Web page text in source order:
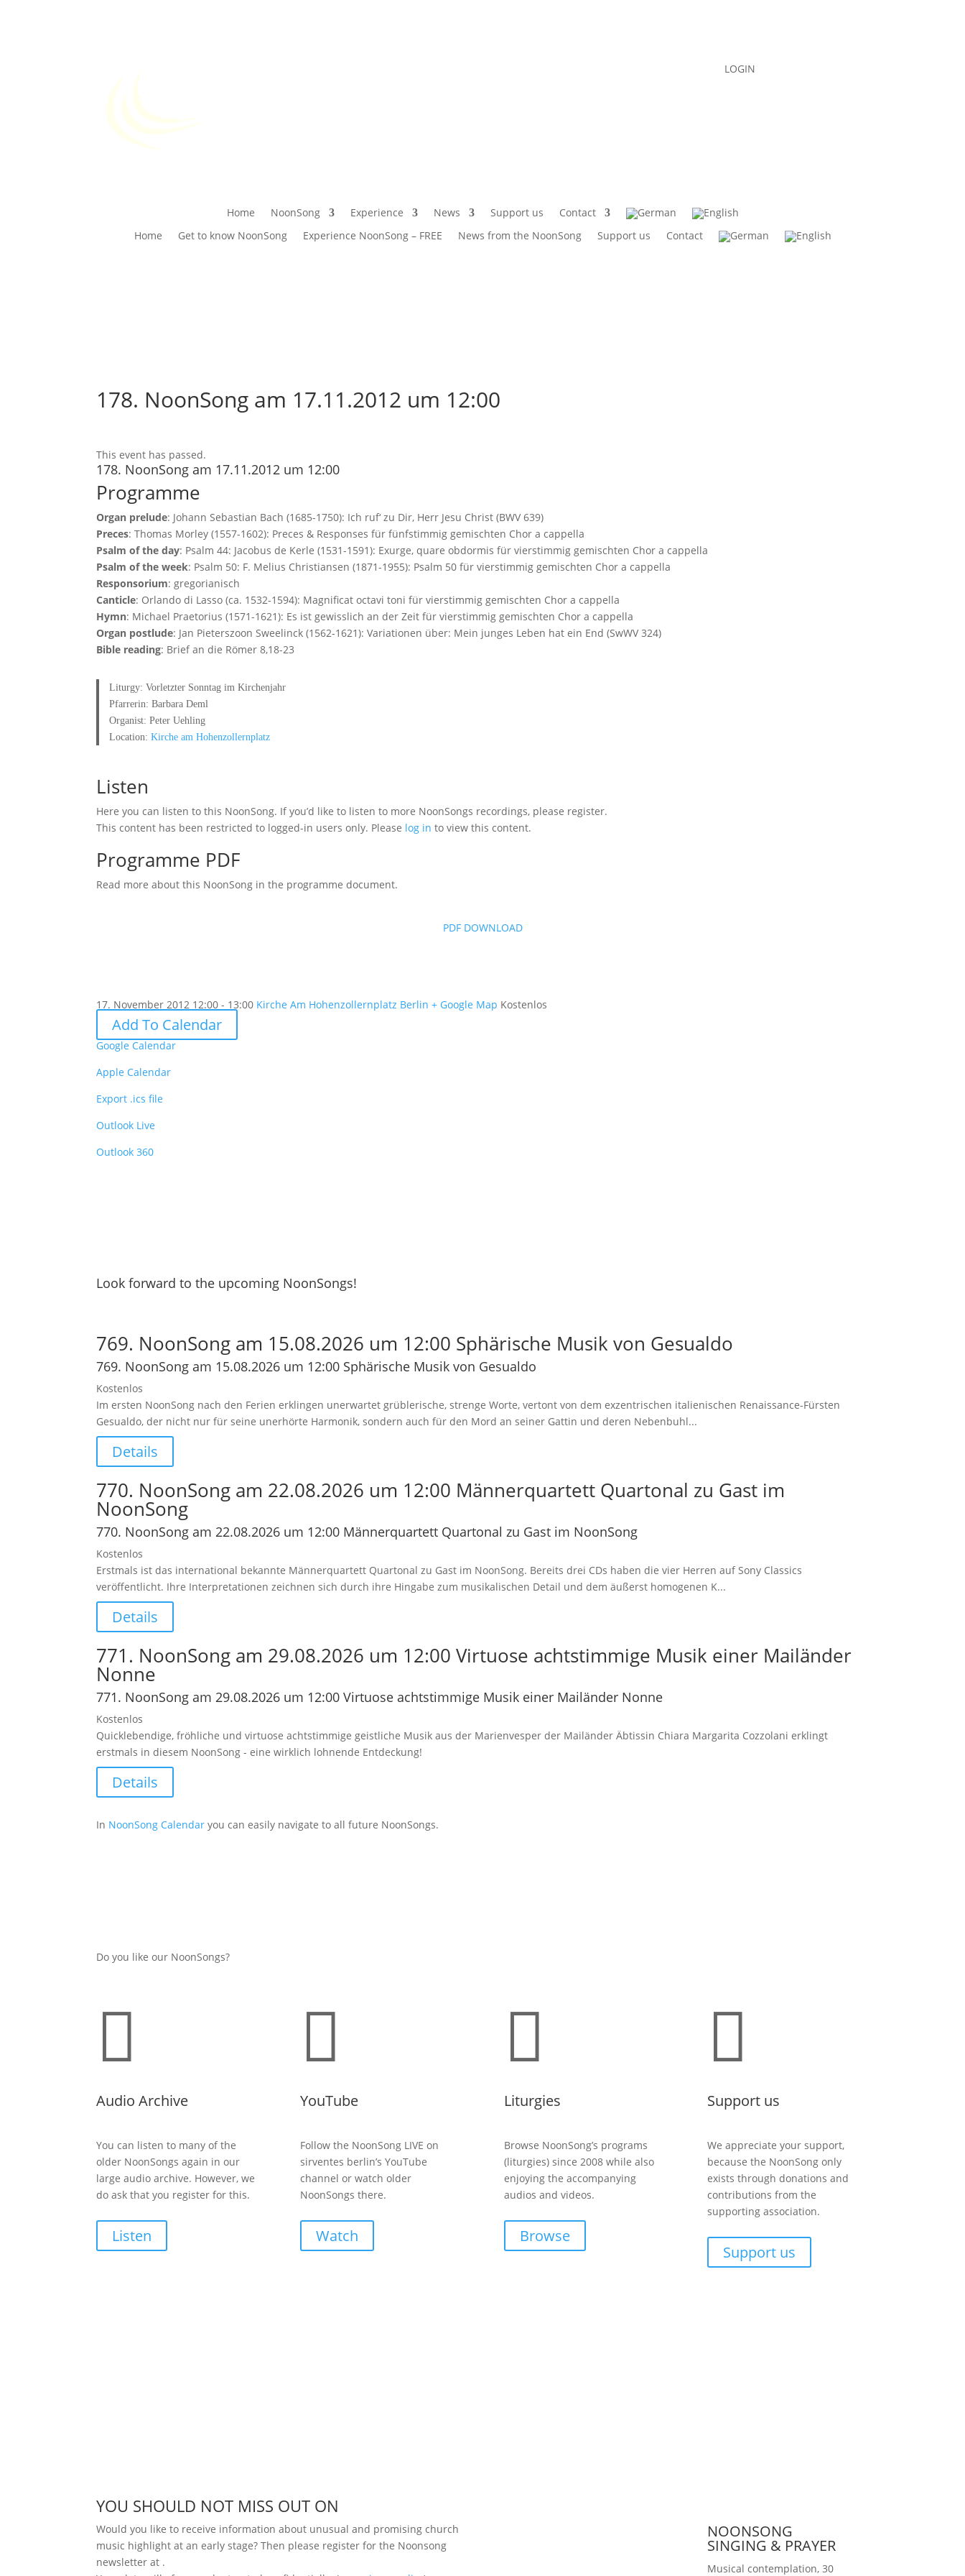
LOGIN
Home NoonSong Experience News Support us
Contact
Home
Get to know NoonSong Experience NoonSong – FREE News from the NoonSong Support us Contact
178. NoonSong am 17.11.2012 um 12:00
This event has passed.
178. NoonSong am 17.11.2012 um 12:00
Programme
Organ prelude: Johann Sebastian Bach (1685-1750): Ich ruf‘ zu Dir, Herr Jesu Christ (BWV 639)
Preces: Thomas Morley (1557-1602): Preces & Responses für fünfstimmig gemischten Chor a cappella
Psalm of the day: Psalm 44: Jacobus de Kerle (1531-1591): Exurge, quare obdormis für vierstimmig gemischten Chor a cappella
Psalm of the week: Psalm 50: F. Melius Christiansen (1871-1955): Psalm 50 für vierstimmig gemischten Chor a cappella
Responsorium: gregorianisch
Canticle: Orlando di Lasso (ca. 1532-1594): Magnificat octavi toni für vierstimmig gemischten Chor a cappella
Hymn: Michael Praetorius (1571-1621): Es ist gewisslich an der Zeit für vierstimmig gemischten Chor a cappella
Organ postlude: Jan Pieterszoon Sweelinck (1562-1621): Variationen über: Mein junges Leben hat ein End (SwWV 324)
Bible reading: Brief an die Römer 8,18-23
Liturgy: Vorletzter Sonntag im Kirchenjahr
Pfarrerin: Barbara Deml
Organist: Peter Uehling
Location: Kirche am Hohenzollernplatz
Listen
Here you can listen to this NoonSong. If you’d like to listen to more NoonSongs recordings, please register.
This content has been restricted to logged-in users only. Please log in to view this content.
Programme PDF
Read more about this NoonSong in the programme document.
PDF DOWNLOAD
17. November 2012 12:00 - 13:00 Kirche Am Hohenzollernplatz Berlin + Google Map Kostenlos
Add To Calendar
Google Calendar
Apple Calendar
Export .ics file
Outlook Live
Outlook 360
Look forward to the upcoming NoonSongs!
769. NoonSong am 15.08.2026 um 12:00 Sphärische Musik von Gesualdo
769. NoonSong am 15.08.2026 um 12:00 Sphärische Musik von Gesualdo
Kostenlos
Im ersten NoonSong nach den Ferien erklingen unerwartet grüblerische, strenge Worte, vertont von dem exzentrischen italienischen Renaissance-Fürsten
Gesualdo, der nicht nur für seine unerhörte Harmonik, sondern auch für den Mord an seiner Gattin und deren Nebenbuhl...
Details
770. NoonSong am 22.08.2026 um 12:00 Männerquartett Quartonal zu Gast im
NoonSong
770. NoonSong am 22.08.2026 um 12:00 Männerquartett Quartonal zu Gast im NoonSong
Kostenlos
Erstmals ist das international bekannte Männerquartett Quartonal zu Gast im NoonSong. Bereits drei CDs haben die vier Herren auf Sony Classics
veröffentlicht. Ihre Interpretationen zeichnen sich durch ihre Hingabe zum musikalischen Detail und dem äußerst homogenen K...
Details
771. NoonSong am 29.08.2026 um 12:00 Virtuose achtstimmige Musik einer Mailänder
Nonne
771. NoonSong am 29.08.2026 um 12:00 Virtuose achtstimmige Musik einer Mailänder Nonne
Kostenlos
Quicklebendige, fröhliche und virtuose achtstimmige geistliche Musik aus der Marienvesper der Mailänder Äbtissin Chiara Margarita Cozzolani erklingt
erstmals in diesem NoonSong - eine wirklich lohnende Entdeckung!
Details
In NoonSong Calendar you can easily navigate to all future NoonSongs.
Do you like our NoonSongs?

Audio Archive
You can listen to many of the
older NoonSongs again in our
large audio archive. However, we
do ask that you register for this.
Listen

YouTube
Follow the NoonSong LIVE on
sirventes berlin’s YouTube
channel or watch older
NoonSongs there.
Watch

Liturgies
Browse NoonSong’s programs
(liturgies) since 2008 while also
enjoying the accompanying
audios and videos.
Browse

Support us
We appreciate your support,
because the NoonSong only
exists through donations and
contributions from the
supporting association.
Support us
YOU SHOULD NOT MISS OUT ON
Would you like to receive information about unusual and promising church
music highlight at an early stage? Then please register for the Noonsong
newsletter at .
NOONSONG
SINGING & PRAYER
Musical contemplation, 30